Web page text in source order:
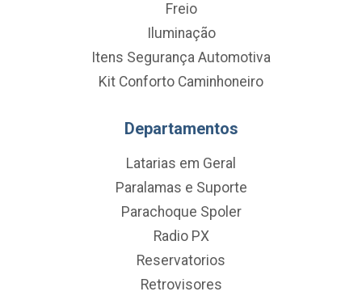
Freio
Iluminação
Itens Segurança Automotiva
Kit Conforto Caminhoneiro
Departamentos
Latarias em Geral
Paralamas e Suporte
Parachoque Spoler
Radio PX
Reservatorios
Retrovisores